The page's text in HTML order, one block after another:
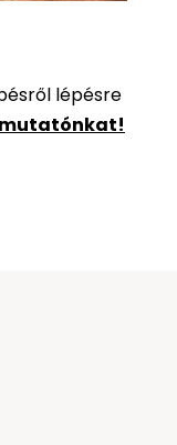
lépésre